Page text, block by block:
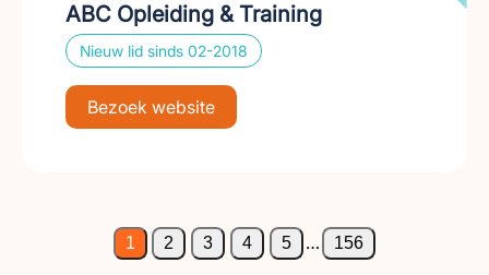
ABC Opleiding & Training
Nieuw lid sinds 02-2018
Bezoek website
1 2 3 4 5 … 156